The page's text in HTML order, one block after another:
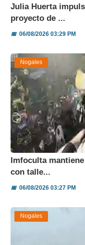
Julia Huerta
proyecto de ...
📅06/08/2026 03:29 PM
Nogales
Imfoculta
con talle...
📅06/08/2026 03:27 PM
Nogales